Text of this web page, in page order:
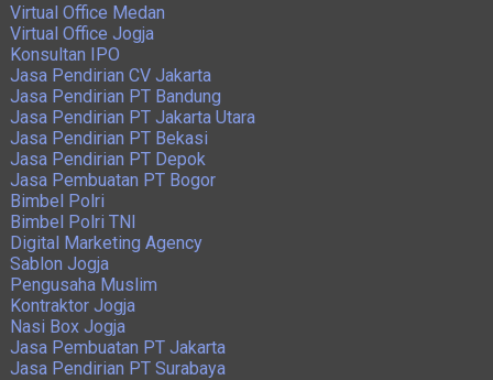
Virtual Office Medan
Virtual Office Jogja
Konsultan IPO
Jasa Pendirian CV Jakarta
Jasa Pendirian PT Bandung
Jasa Pendirian PT Jakarta Utara
Jasa Pendirian PT Bekasi
Jasa Pendirian PT Depok
Jasa Pembuatan PT Bogor
Bimbel Polri
Bimbel Polri TNI
Digital Marketing Agency
Sablon Jogja
Pengusaha Muslim
Kontraktor Jogja
Nasi Box Jogja
Jasa Pembuatan PT Jakarta
Jasa Pendirian PT Surabaya